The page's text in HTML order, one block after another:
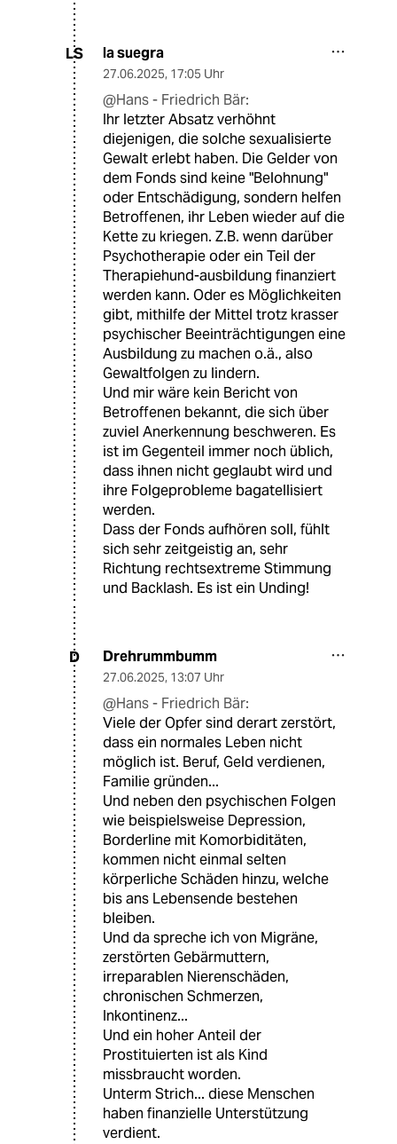
LS la suegra
27.06.2025, 17:05 Uhr
@Hans - Friedrich Bär:
Ihr letzter Absatz verhöhnt
diejenigen, die solche sexualisierte
Gewalt erlebt haben. Die Gelder von
dem Fonds sind keine "Belohnung"
oder Entschädigung, sondern helfen
Betroffenen, ihr Leben wieder auf die
Kette zu kriegen. Z.B. wenn darüber
Psychotherapie oder ein Teil der
Therapiehund-ausbildung finanziert
werden kann. Oder es Möglichkeiten
gibt, mithilfe der Mittel trotz krasser
psychischer Beeinträchtigungen eine
Ausbildung zu machen o.ä., also
Gewaltfolgen zu lindern.
Und mir wäre kein Bericht von
Betroffenen bekannt, die sich über
zuviel Anerkennung beschweren. Es
ist im Gegenteil immer noch üblich,
dass ihnen nicht geglaubt wird und
ihre Folgeprobleme bagatellisiert
werden.
Dass der Fonds aufhören soll, fühlt
sich sehr zeitgeistig an, sehr
Richtung rechtsextreme Stimmung
und Backlash. Es ist ein Unding!
D Drehrummbumm
27.06.2025, 13:07 Uhr
@Hans - Friedrich Bär:
Viele der Opfer sind derart zerstört,
dass ein normales Leben nicht
möglich ist. Beruf, Geld verdienen,
Familie gründen...
Und neben den psychischen Folgen
wie beispielsweise Depression,
Borderline mit Komorbiditäten,
kommen nicht einmal selten
körperliche Schäden hinzu, welche
bis ans Lebensende bestehen
bleiben.
Und da spreche ich von Migräne,
zerstörten Gebärmuttern,
irreparablen Nierenschäden,
chronischen Schmerzen,
Inkontinenz...
Und ein hoher Anteil der
Prostituierten ist als Kind
missbraucht worden.
Unterm Strich... diese Menschen
haben finanzielle Unterstützung
verdient.